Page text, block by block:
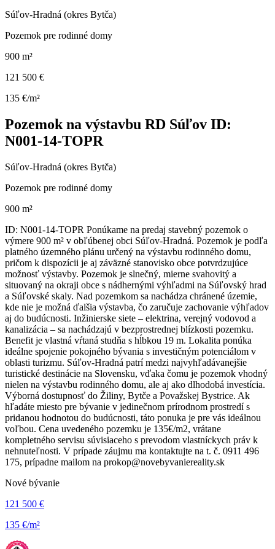
Súľov-Hradná (okres Bytča)
Pozemok pre rodinné domy
900 m²
121 500 €
135 €/m²
Pozemok na výstavbu RD Súľov ID:
N001-14-TOPR
Súľov-Hradná (okres Bytča)
Pozemok pre rodinné domy
900 m²
ID: N001-14-TOPR Ponúkame na predaj stavebný pozemok o
výmere 900 m² v obľúbenej obci Súľov-Hradná. Pozemok je podľa
platného územného plánu určený na výstavbu rodinného domu,
pričom k dispozícii je aj záväzné stanovisko obce potvrdzujúce
možnosť výstavby. Pozemok je slnečný, mierne svahovitý a
situovaný na okraji obce s nádhernými výhľadmi na Súľovský hrad
a Súľovské skaly. Nad pozemkom sa nachádza chránené územie,
kde nie je možná ďalšia výstavba, čo zaručuje zachovanie výhľadov
aj do budúcnosti. Inžinierske siete – elektrina, verejný vodovod a
kanalizácia – sa nachádzajú v bezprostrednej blízkosti pozemku.
Benefit je vlastná vŕtaná studňa s hĺbkou 19 m. Lokalita ponúka
ideálne spojenie pokojného bývania s investičným potenciálom v
oblasti turizmu. Súľov-Hradná patrí medzi najvyhľadávanejšie
turistické destinácie na Slovensku, vďaka čomu je pozemok vhodný
nielen na výstavbu rodinného domu, ale aj ako dlhodobá investícia.
Výborná dostupnosť do Žiliny, Bytče a Považskej Bystrice. Ak
hľadáte miesto pre bývanie v jedinečnom prírodnom prostredí s
pridanou hodnotou do budúcnosti, táto ponuka je pre vás ideálnou
voľbou. Cena uvedeného pozemku je 135€/m2, vrátane
kompletného servisu súvisiaceho s prevodom vlastníckych práv k
nehnuteľnosti. V prípade záujmu ma kontaktujte na t. č. 0911 496
175, prípadne mailom na prokop@novebyvaniereality.sk
Nové bývanie
121 500 €
135 €/m²